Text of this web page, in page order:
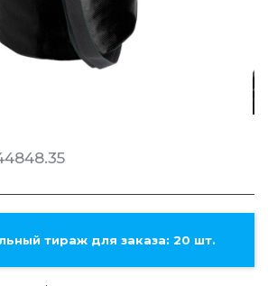
тираж для заказа: 20 шт.